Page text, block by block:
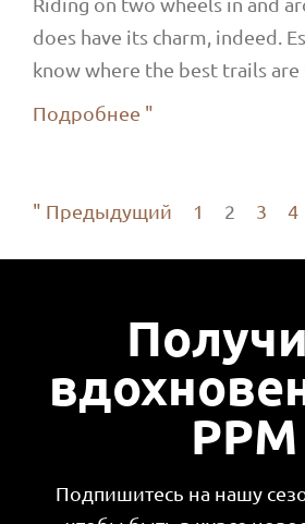
does have its charm, indeed.
know where the best trails are
Подробнее "
" Предыдущий 1 2 3 4
PPM
Подпишитесь на нашу